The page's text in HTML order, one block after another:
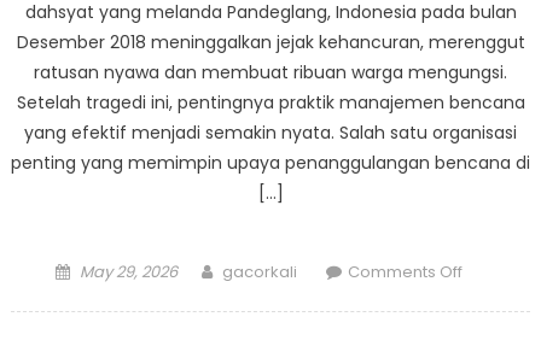
dahsyat yang melanda Pandeglang, Indonesia pada bulan
Desember 2018 meninggalkan jejak kehancuran, merenggut
ratusan nyawa dan membuat ribuan warga mengungsi.
Setelah tragedi ini, pentingnya praktik manajemen bencana
yang efektif menjadi semakin nyata. Salah satu organisasi
penting yang memimpin upaya penanggulangan bencana di
[…]
Posted
May 29, 2026 Author
gacorkali Comments Offon